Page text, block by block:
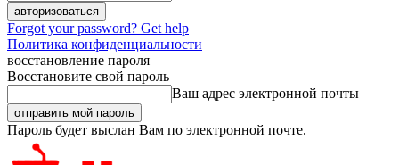
Forgot your password? Get help
Политика конфиденциальности
восстановление пароля
Восстановите свой пароль
Ваш адрес электронной почты
Пароль будет выслан Вам по электронной почте.